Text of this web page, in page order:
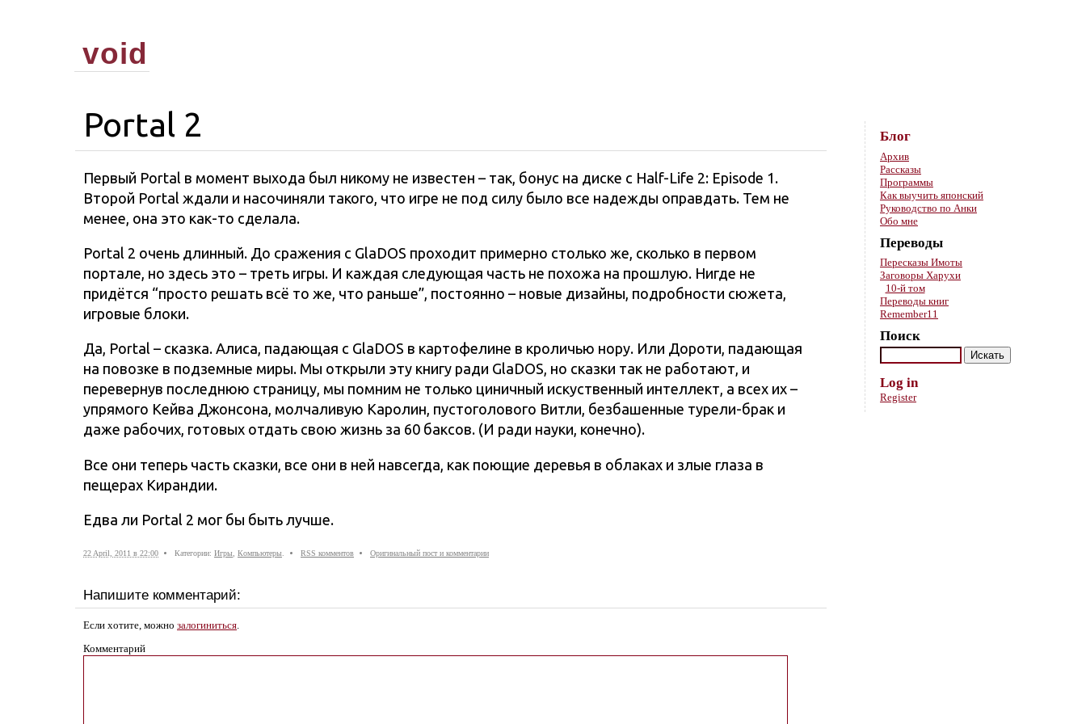
void
Portal 2
Первый Portal в момент выхода был никому не известен – так, бонус на диске с Half-Life 2: Episode 1.
Второй Portal ждали и насочиняли такого, что игре не под силу было все надежды оправдать. Тем не
менее, она это как-то сделала.
Portal 2 очень длинный. До сражения с GlaDOS проходит примерно столько же, сколько в первом
портале, но здесь это – треть игры. И каждая следующая часть не похожа на прошлую. Нигде не
придётся “просто решать всё то же, что раньше”, постоянно – новые дизайны, подробности сюжета,
игровые блоки.
Да, Portal – сказка. Алиса, падающая с GlaDOS в картофелине в кроличью нору. Или Дороти, падающая
на повозке в подземные миры. Мы открыли эту книгу ради GlaDOS, но сказки так не работают, и
перевернув последнюю страницу, мы помним не только циничный искуственный интеллект, а всех их –
упрямого Кейва Джонсона, молчаливую Каролин, пустоголового Витли, безбашенные турели-брак и
даже рабочих, готовых отдать свою жизнь за 60 баксов. (И ради науки, конечно).
Все они теперь часть сказки, все они в ней навсегда, как поющие деревья в облаках и злые глаза в
пещерах Кирандии.
Едва ли Portal 2 мог бы быть лучше.
22 April, 2011 в 22:00 Категории: Игры Компьютеры RSS комментов Оригинальный пост и комментарии
Напишите комментарий:
Если хотите, можно залогиниться
Комментарий
Блог
Архив
Рассказы
Программы
Как выучить японский
Руководство по Анки
Обо мне
Переводы
Пересказы Имоты
Заговоры Харухи
10-й том
Переводы книг
Remember11
Поиск
Log in
Register